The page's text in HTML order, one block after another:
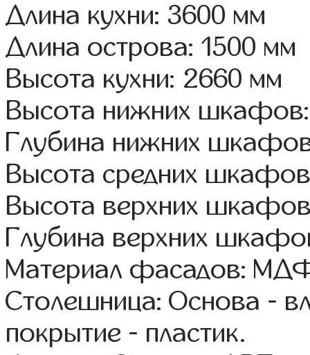
Длина кухни: 3600 мм
Длина острова: 1500 мм
Высота кухни: 2660 мм
Высота нижних
Глубина нижних
Высота средних
Высота верхних
Глубина верхних
Материал фасадов:
Столешница: Основа -
покрытие - пластик.